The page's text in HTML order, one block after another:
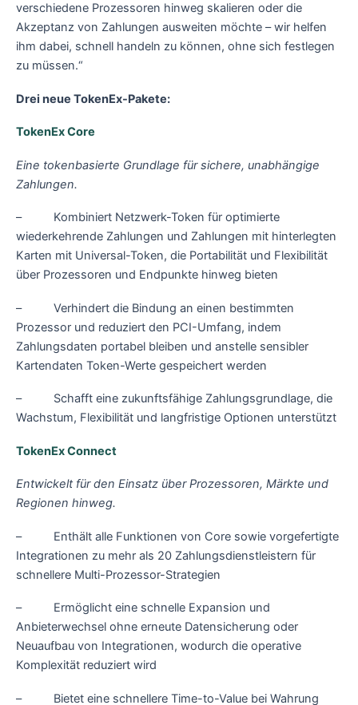
verschiedene Prozessoren hinweg skalieren oder die
Akzeptanz von Zahlungen ausweiten möchte – wir helfen
ihm dabei, schnell handeln zu können, ohne sich festlegen
zu müssen.“
Drei neue TokenEx-Pakete:
TokenEx Core
Eine tokenbasierte Grundlage für sichere, unabhängige
Zahlungen.
– Kombiniert Netzwerk-Token für optimierte
wiederkehrende Zahlungen und Zahlungen mit hinterlegten
Karten mit Universal-Token, die Portabilität und Flexibilität
über Prozessoren und Endpunkte hinweg bieten
– Verhindert die Bindung an einen bestimmten
Prozessor und reduziert den PCI-Umfang, indem
Zahlungsdaten portabel bleiben und anstelle sensibler
Kartendaten Token-Werte gespeichert werden
– Schafft eine zukunftsfähige Zahlungsgrundlage, die
Wachstum, Flexibilität und langfristige Optionen unterstützt
TokenEx Connect
Entwickelt für den Einsatz über Prozessoren, Märkte und
Regionen hinweg.
– Enthält alle Funktionen von Core sowie vorgefertigte
Integrationen zu mehr als 20 Zahlungsdienstleistern für
schnellere Multi-Prozessor-Strategien
– Ermöglicht eine schnelle Expansion und
Anbieterwechsel ohne erneute Datensicherung oder
Neuaufbau von Integrationen, wodurch die operative
Komplexität reduziert wird
– Bietet eine schnellere Time-to-Value bei Wahrung